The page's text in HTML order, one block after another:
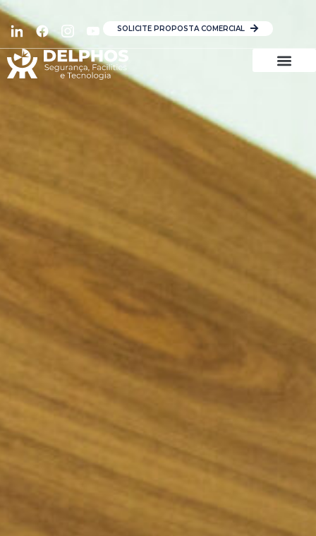
SOLICITE PROPOSTA COMERCIAL